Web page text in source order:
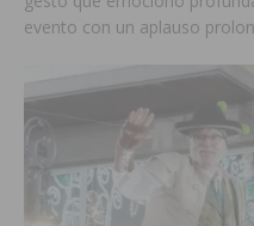
evento con un aplauso